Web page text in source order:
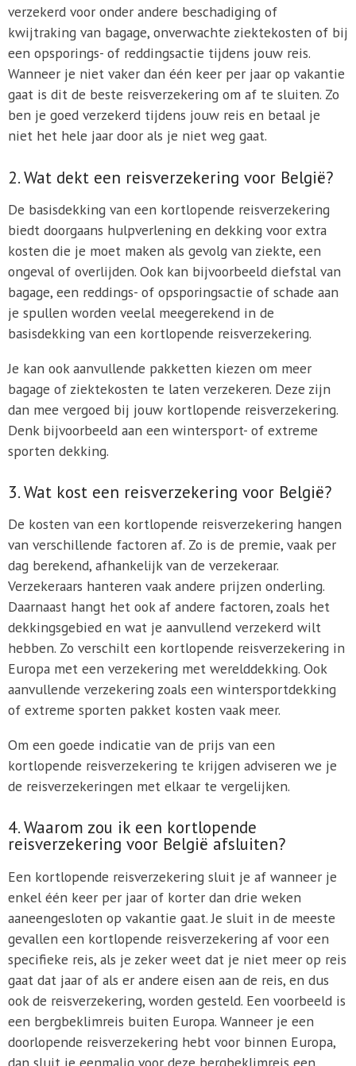
verzekerd voor onder andere beschadiging of
kwijtraking van bagage, onverwachte ziektekosten of bij
een opsporings- of reddingsactie tijdens jouw reis.
Wanneer je niet vaker dan één keer per jaar op vakantie
gaat is dit de beste reisverzekering om af te sluiten. Zo
ben je goed verzekerd tijdens jouw reis en betaal je
niet het hele jaar door als je niet weg gaat.
2. Wat dekt een reisverzekering voor België?
De basisdekking van een kortlopende reisverzekering
biedt doorgaans hulpverlening en dekking voor extra
kosten die je moet maken als gevolg van ziekte, een
ongeval of overlijden. Ook kan bijvoorbeeld diefstal van
bagage, een reddings- of opsporingsactie of schade aan
je spullen worden veelal meegerekend in de
basisdekking van een kortlopende reisverzekering.
Je kan ook aanvullende pakketten kiezen om meer
bagage of ziektekosten te laten verzekeren. Deze zijn
dan mee vergoed bij jouw kortlopende reisverzekering.
Denk bijvoorbeeld aan een wintersport- of extreme
sporten dekking.
3. Wat kost een reisverzekering voor België?
De kosten van een kortlopende reisverzekering hangen
van verschillende factoren af. Zo is de premie, vaak per
dag berekend, afhankelijk van de verzekeraar.
Verzekeraars hanteren vaak andere prijzen onderling.
Daarnaast hangt het ook af andere factoren, zoals het
dekkingsgebied en wat je aanvullend verzekerd wilt
hebben. Zo verschilt een kortlopende reisverzekering in
Europa met een verzekering met werelddekking. Ook
aanvullende verzekering zoals een wintersportdekking
of extreme sporten pakket kosten vaak meer.
Om een goede indicatie van de prijs van een
kortlopende reisverzekering te krijgen adviseren we je
de reisverzekeringen met elkaar te vergelijken.
4. Waarom zou ik een kortlopende
reisverzekering voor België afsluiten?
Een kortlopende reisverzekering sluit je af wanneer je
enkel één keer per jaar of korter dan drie weken
aaneengesloten op vakantie gaat. Je sluit in de meeste
gevallen een kortlopende reisverzekering af voor een
specifieke reis, als je zeker weet dat je niet meer op reis
gaat dat jaar of als er andere eisen aan de reis, en dus
ook de reisverzekering, worden gesteld. Een voorbeeld is
een bergbeklimreis buiten Europa. Wanneer je een
doorlopende reisverzekering hebt voor binnen Europa,
dan sluit je eenmalig voor deze bergbeklimreis een